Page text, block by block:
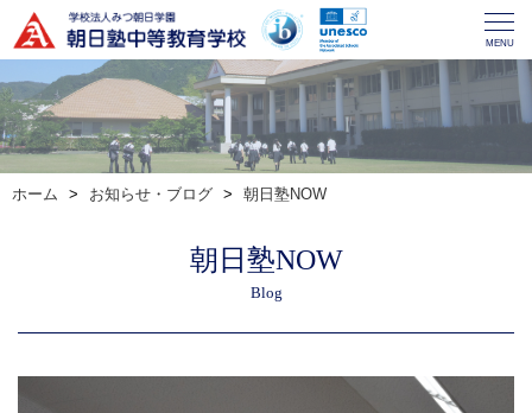
MENU
ホーム お知らせ・ブログ 朝日塾NOW
朝日塾NOW
Blog